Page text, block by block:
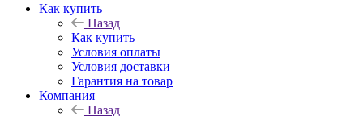
Как купить
Назад
Как купить
Условия оплаты
Условия доставки
Гарантия на товар
Компания
Назад